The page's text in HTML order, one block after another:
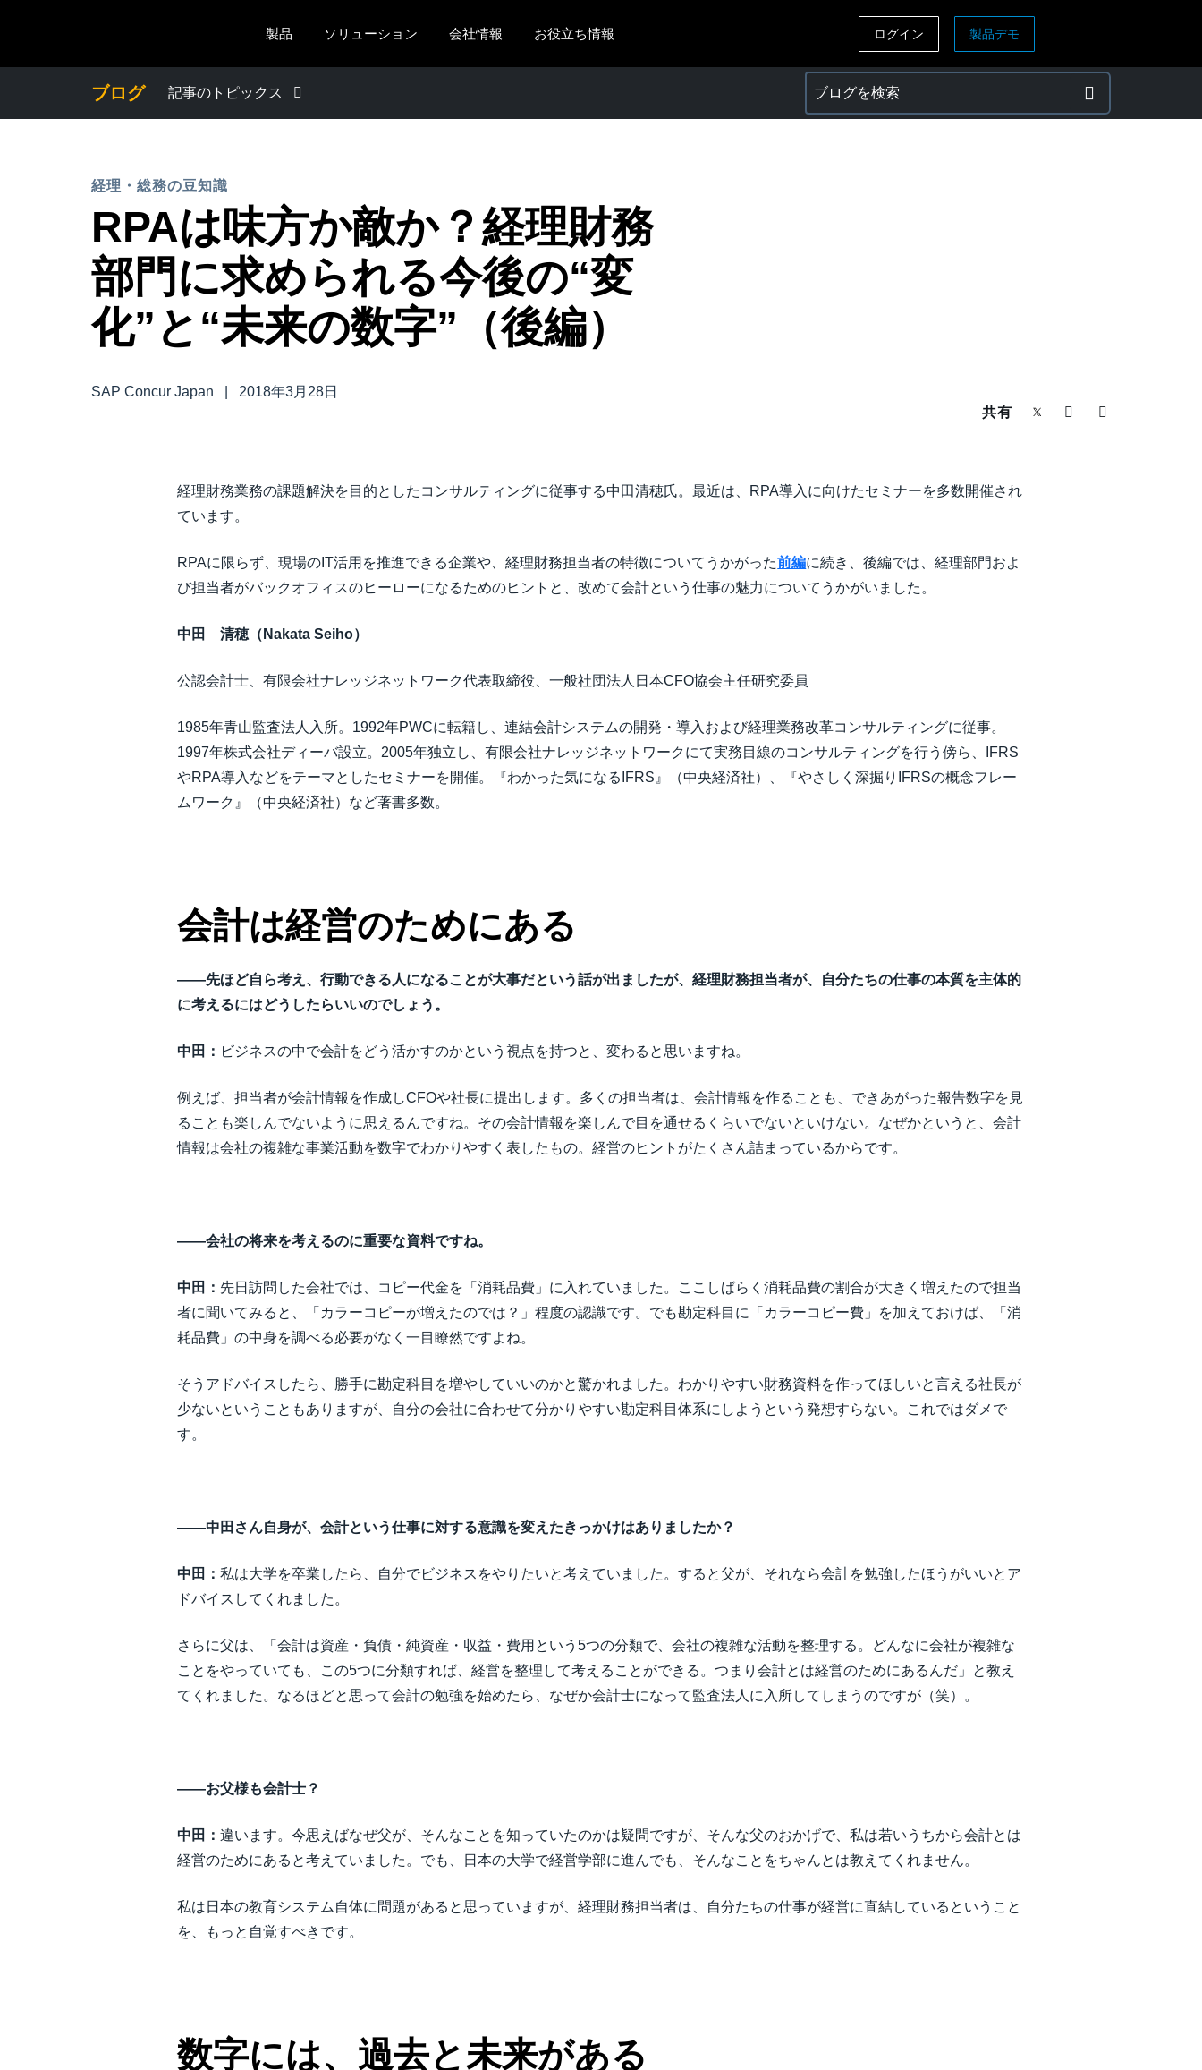
製品
ソリューション 会社情報 お役立ち情報
México (Español)
Brasil (Português)
Norway (English)
ASIA PACIFIC
ログイン 製品デモ
ブログ 記事のトピックス
プレスリリース
電子帳簿保存法・インボイス制度
経理・総務の豆知識
導入事例
サステナビリティ
働きかた改革
経理・総務の豆知識
RPAは味方か敵か？経理財務
部門に求められる今後の“変
化”と“未来の数字”（後編）
SAP Concur Japan
2018年3月28日
共有
経理財務業務の課題解決を目的としたコンサルティングに従事する中田清穂氏。最近は、RPA導入に向けたセミナーを多数開催され
ています。
RPAに限らず、現場のIT活用を推進できる企業や、経理財務担当者の特徴についてうかがった前編に続き、後編では、経理部門およ
び担当者がバックオフィスのヒーローになるためのヒントと、改めて会計という仕事の魅力についてうかがいました。
中田 清穂（Nakata Seiho）
公認会計士、有限会社ナレッジネットワーク代表取締役、一般社団法人日本CFO協会主任研究委員
1985年青山監査法人入所。1992年PWCに転籍し、連結会計システムの開発・導入および経理業務改革コンサルティングに従事。
1997年株式会社ディーバ設立。2005年独立し、有限会社ナレッジネットワークにて実務目線のコンサルティングを行う傍ら、IFRS
やRPA導入などをテーマとしたセミナーを開催。『わかった気になるIFRS』（中央経済社）、『やさしく深掘りIFRSの概念フレー
ムワーク』（中央経済社）など著書多数。
会計は経営のためにある
――先ほど自ら考え、行動できる人になることが大事だという話が出ましたが、経理財務担当者が、自分たちの仕事の本質を主体的
に考えるにはどうしたらいいのでしょう。
中田： ビジネスの中で会計をどう活かすのかという視点を持つと、変わると思いますね。
例えば、担当者が会計情報を作成しCFOや社長に提出します。多くの担当者は、会計情報を作ることも、できあがった報告数字を見
ることも楽しんでないように思えるんですね。その会計情報を楽しんで目を通せるくらいでないといけない。なぜかというと、会計
情報は会社の複雑な事業活動を数字でわかりやすく表したもの。経営のヒントがたくさん詰まっているからです。
――会社の将来を考えるのに重要な資料ですね。
中田： 先日訪問した会社では、コピー代金を「消耗品費」に入れていました。ここしばらく消耗品費の割合が大きく増えたので担当
者に聞いてみると、「カラーコピーが増えたのでは？」程度の認識です。でも勘定科目に「カラーコピー費」を加えておけば、「消
耗品費」の中身を調べる必要がなく一目瞭然ですよね。
そうアドバイスしたら、勝手に勘定科目を増やしていいのかと驚かれました。わかりやすい財務資料を作ってほしいと言える社長が
少ないということもありますが、自分の会社に合わせて分かりやすい勘定科目体系にしようという発想すらない。これではダメで
す。
――中田さん自身が、会計という仕事に対する意識を変えたきっかけはありましたか？
中田：私は大学を卒業したら、自分でビジネスをやりたいと考えていました。すると父が、それなら会計を勉強したほうがいいとア
ドバイスしてくれました。
さらに父は、「会計は資産・負債・純資産・収益・費用という5つの分類で、会社の複雑な活動を整理する。どんなに会社が複雑な
ことをやっていても、この5つに分類すれば、経営を整理して考えることができる。つまり会計とは経営のためにあるんだ」と教え
てくれました。なるほどと思って会計の勉強を始めたら、なぜか会計士になって監査法人に入所してしまうのですが（笑）。
――お父様も会計士？
中田：違います。今思えばなぜ父が、そんなことを知っていたのかは疑問ですが、そんな父のおかげで、私は若いうちから会計とは
経営のためにあると考えていました。でも、日本の大学で経営学部に進んでも、そんなことをちゃんとは教えてくれません。
私は日本の教育システム自体に問題があると思っていますが、経理財務担当者は、自分たちの仕事が経営に直結しているということ
を、もっと自覚すべきです。
数字には、過去と未来がある